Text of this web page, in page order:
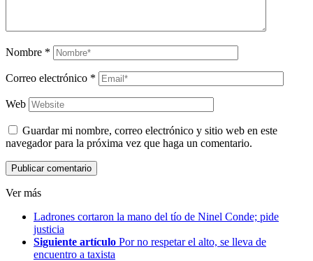
Nombre *
Correo electrónico *
Web
Guardar mi nombre, correo electrónico y sitio web en este
navegador para la próxima vez que haga un comentario.
Ver más
Ladrones cortaron la mano del tío de Ninel Conde; pide
justicia
Siguiente artículo Por no respetar el alto, se lleva de
encuentro a taxista